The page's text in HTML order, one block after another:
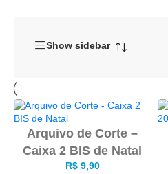
Show sidebar
Arquivo de Corte –
Caixa 2 BIS de Natal
R$9,90